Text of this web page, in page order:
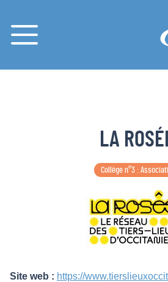
Menu
LA
Collège n°3 :
Site web : https://